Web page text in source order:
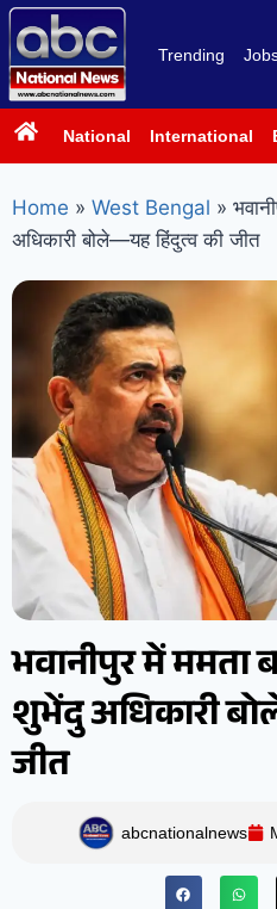
Trending
National International
Home » West Bengal »
अधिकारी बोले—यह हिंदुत्व की जीत
भवानीपुर में ममता
शुभेंदु अधिकारी
जीत
abcnationalnews